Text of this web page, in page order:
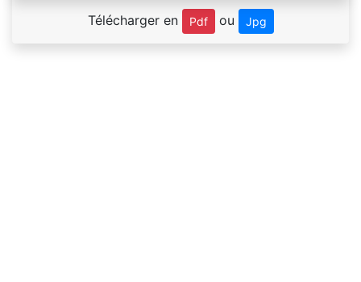
Télécharger en Pdf ou Jpg